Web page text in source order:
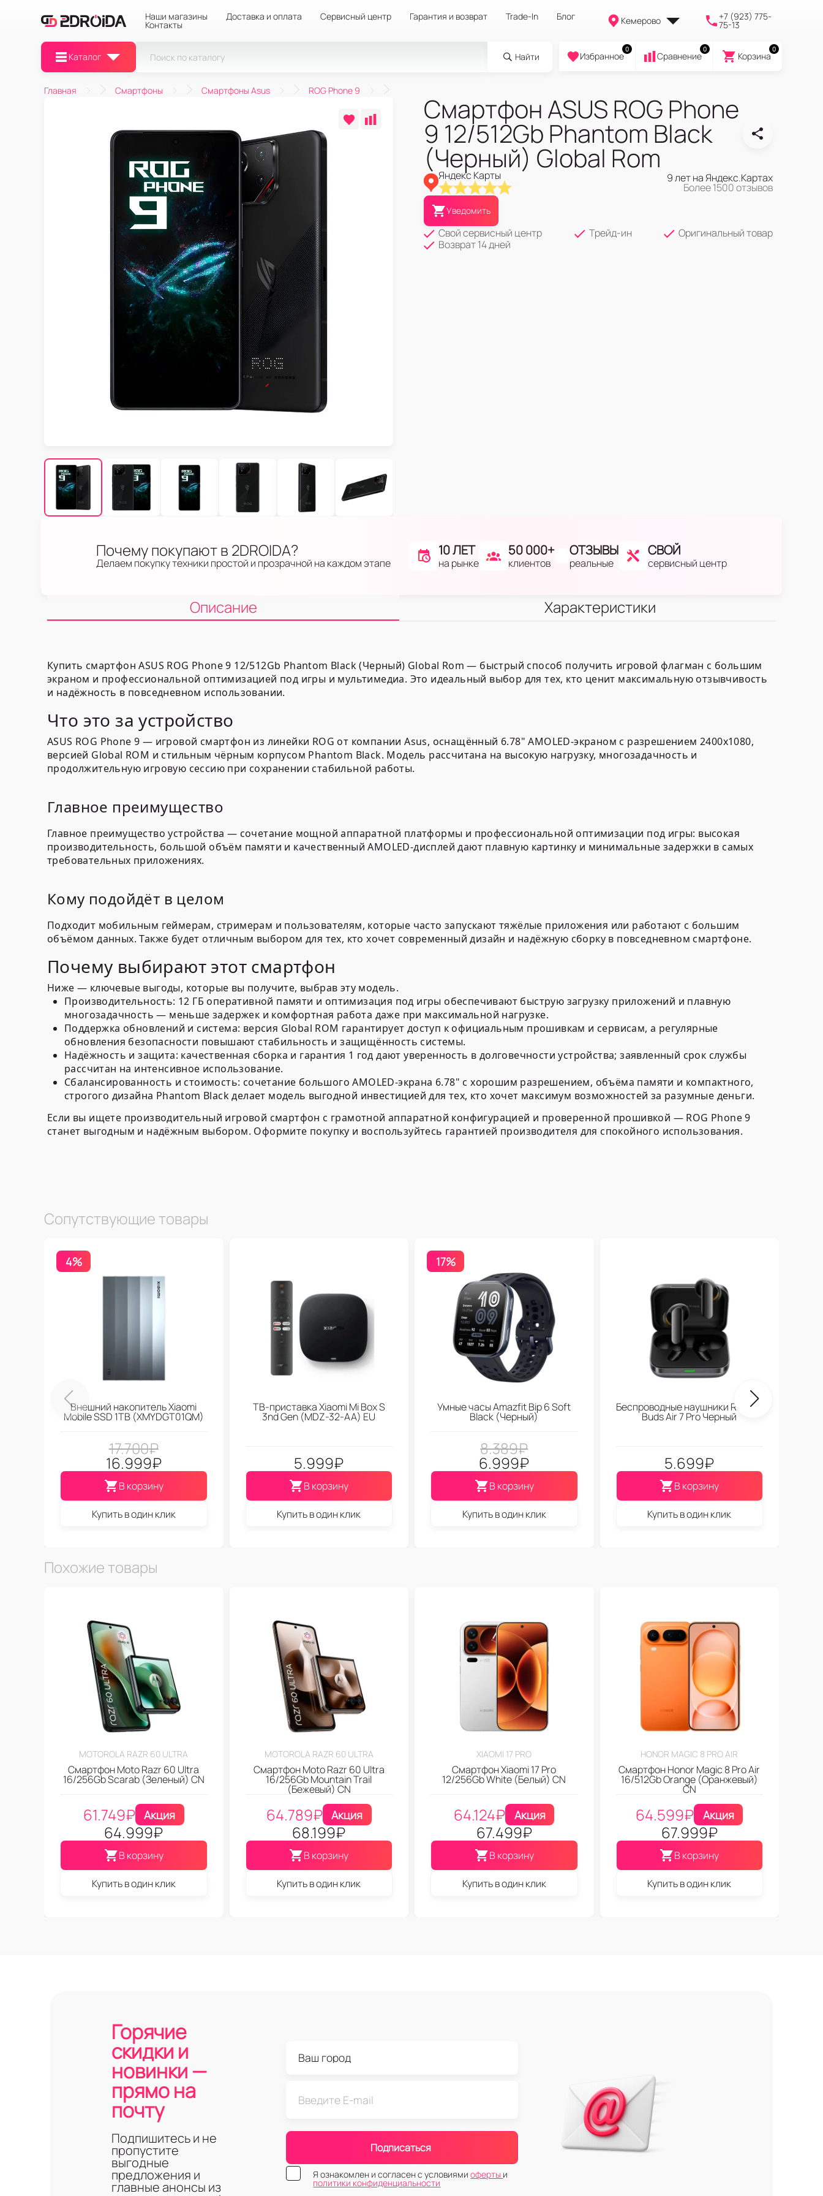
Наши магазины Доставка и оплата Сервисный центр Гарантия и возврат Trade-In Блог
Контакты Кемерово +7 (923) 775-
75-13
Каталог Найти
0
Избранное
0
Cравнение
0
Корзина
Главная Смартфоны Смартфоны Asus ROG Phone 9
Смартфон ASUS ROG Phone
9 12/512Gb Phantom Black
(Черный) Global Rom
Яндекс Карты 9 лет на Яндекс.Картах
Более 1500 отзывов
Уведомить
Свой сервисный центр Трейд-ин
Оригинальный товар
Возврат 14 дней
Почему покупают в 2DROIDA?
Делаем покупку техники простой и прозрачной на каждом этапе
10 ЛЕТ
на рынке
50 000+
клиентов
ОТЗЫВЫ
реальные
СВОЙ
сервисный центр
Описание Характеристики
Купить смартфон ASUS ROG Phone 9 12/512Gb Phantom Black (Черный) Global Rom — быстрый способ получить игровой флагман с большим
экраном и профессиональной оптимизацией под игры и мультимедиа. Это идеальный выбор для тех, кто ценит максимальную отзывчивость
и надёжность в повседневном использовании.
Что это за устройство
ASUS ROG Phone 9 — игровой смартфон из линейки ROG от компании Asus, оснащённый 6.78" AMOLED-экраном с разрешением 2400x1080,
версией Global ROM и стильным чёрным корпусом Phantom Black. Модель рассчитана на высокую нагрузку, многозадачность и
продолжительную игровую сессию при сохранении стабильной работы.
Главное преимущество
Главное преимущество устройства — сочетание мощной аппаратной платформы и профессиональной оптимизации под игры: высокая
производительность, большой объём памяти и качественный AMOLED-дисплей дают плавную картинку и минимальные задержки в самых
требовательных приложениях.
Кому подойдёт в целом
Подходит мобильным геймерам, стримерам и пользователям, которые часто запускают тяжёлые приложения или работают с большим
объёмом данных. Также будет отличным выбором для тех, кто хочет современный дизайн и надёжную сборку в повседневном смартфоне.
Почему выбирают этот смартфон
Ниже — ключевые выгоды, которые вы получите, выбрав эту модель.
Производительность: 12 ГБ оперативной памяти и оптимизация под игры обеспечивают быструю загрузку приложений и плавную
многозадачность — меньше задержек и комфортная работа даже при максимальной нагрузке.
Поддержка обновлений и система: версия Global ROM гарантирует доступ к официальным прошивкам и сервисам, а регулярные
обновления безопасности повышают стабильность и защищённость системы.
Надёжность и защита: качественная сборка и гарантия 1 год дают уверенность в долговечности устройства; заявленный срок службы
рассчитан на интенсивное использование.
Сбалансированность и стоимость: сочетание большого AMOLED-экрана 6.78" с хорошим разрешением, объёма памяти и компактного,
строгого дизайна Phantom Black делает модель выгодной инвестицией для тех, кто хочет максимум возможностей за разумные деньги.
Если вы ищете производительный игровой смартфон с грамотной аппаратной конфигурацией и проверенной прошивкой — ROG Phone 9
станет выгодным и надёжным выбором. Оформите покупку и воспользуйтесь гарантией производителя для спокойного использования.
Сопутствующие товары
4%
Внешний накопитель Xiaomi
Mobile SSD 1TB (XMYDGT01QM)
17.700₽
16.999₽
В корзину
Купить в один клик
ТВ-приставка Xiaomi Mi Box S
3nd Gen (МDZ-32-АА) EU
5.999₽
В корзину
Купить в один клик
17%
Умные часы Amazfit Bip 6 Soft
Black (Черный)
8.389₽
6.999₽
В корзину
Купить в один клик
Беспроводные наушники Realme
Buds Air 7 Pro Черный
5.699₽
В корзину
Купить в один клик
Похожие товары
MOTOROLA RAZR 60 ULTRA
Смартфон Moto Razr 60 Ultra
16/256Gb Scarab (Зеленый) CN
61.749₽ Акция
64.999₽
В корзину
Купить в один клик
MOTOROLA RAZR 60 ULTRA
Смартфон Moto Razr 60 Ultra
16/256Gb Mountain Trail
(Бежевый) CN
64.789₽ Акция
68.199₽
В корзину
Купить в один клик
XIAOMI 17 PRO
Смартфон Xiaomi 17 Pro
12/256Gb White (Белый) CN
64.124₽ Акция
67.499₽
В корзину
Купить в один клик
HONOR MAGIC 8 PRO AIR
Смартфон Honor Magic 8 Pro Air
16/512Gb Orange (Оранжевый)
CN
64.599₽ Акция
67.999₽
В корзину
Купить в один клик
Горячие
скидки и
новинки —
прямо на
почту
Подпишитесь и не
пропустите
выгодные
предложения и
главные анонсы из
Подписаться
Я ознакомлен и согласен с условиямиоферты и
политики конфиденциальности